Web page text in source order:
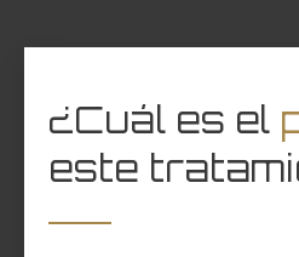
¿Cuál es el
este